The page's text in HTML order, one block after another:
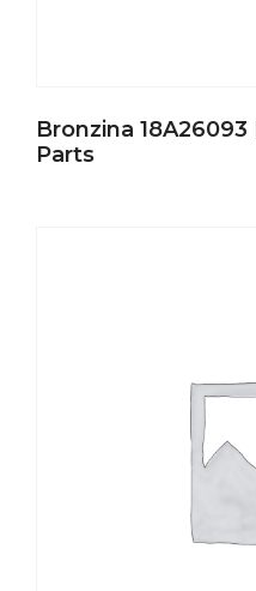
Bronzina
Parts